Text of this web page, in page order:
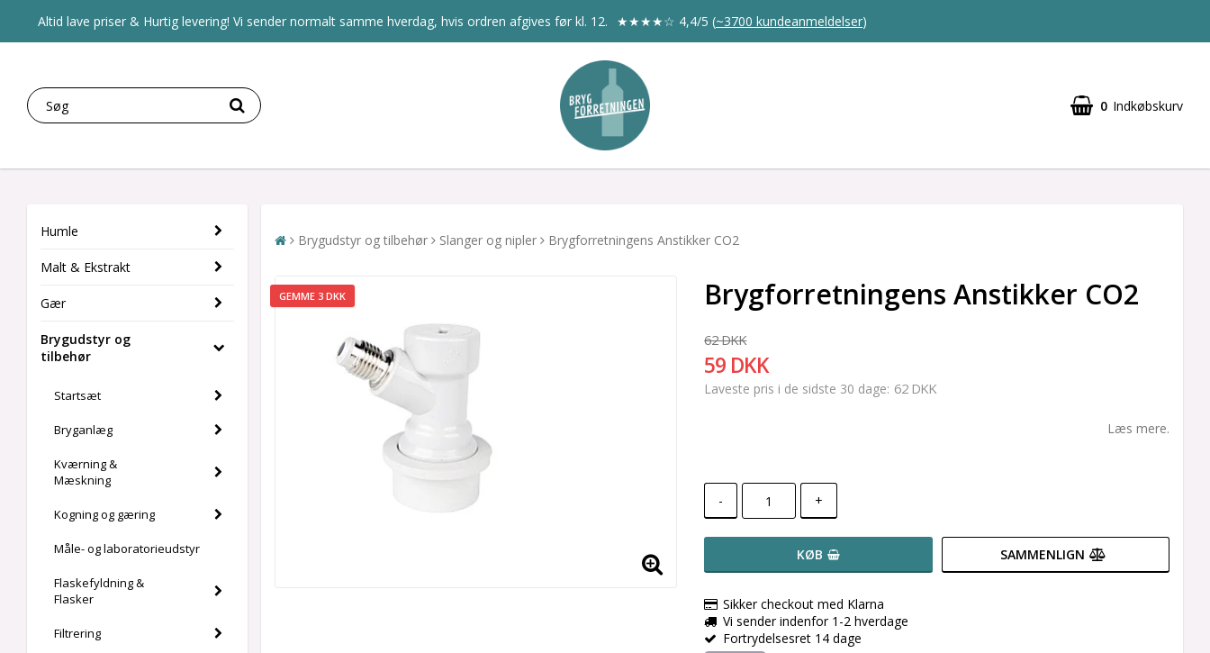
Altid lave priser & Hurtig levering! Vi sender normalt samme hverdag, hvis ordren afgives før kl. 12. ★★★★☆ 4,4/5 (~3700 kundeanmeldelser)
0 Indkøbskurv
Humle
Malt & Ekstrakt
Gær
Brygudstyr og
tilbehør
Startsæt
Bryganlæg
Kværning &
Mæskning
Kogning og gæring
Måle- og laboratorieudstyr
Flaskefyldning &
Flasker
Filtrering
Brygudstyr og tilbehør Slanger og nipler Brygforretningens Anstikker CO2
GEMME 3 DKK Brygforretningens Anstikker CO2
62 DKK
59 DKK
Laveste pris i de sidste 30 dage 62 DKK
Læs mere.
- +
KØB SAMMENLIGN
Sikker checkout med Klarna
Vi sender indenfor 1-2 hverdage
Fortrydelsesret 14 dage